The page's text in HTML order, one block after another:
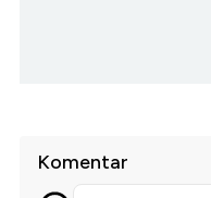
Komentar